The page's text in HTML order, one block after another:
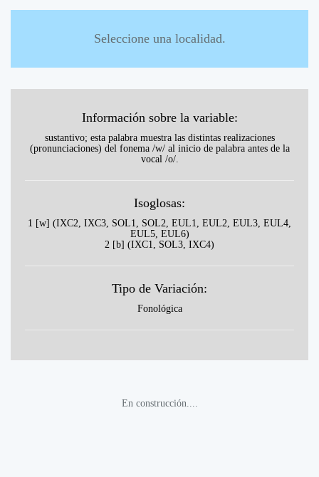
Seleccione una localidad.
Información sobre la variable:
sustantivo; esta palabra muestra las distintas realizaciones
(pronunciaciones) del fonema /w/ al inicio de palabra antes de la
vocal /o/.
Isoglosas:
1 [w] (IXC2, IXC3, SOL1, SOL2, EUL1, EUL2, EUL3, EUL4,
EUL5, EUL6)
2 [b] (IXC1, SOL3, IXC4)
Tipo de Variación:
Fonológica
En construcción....